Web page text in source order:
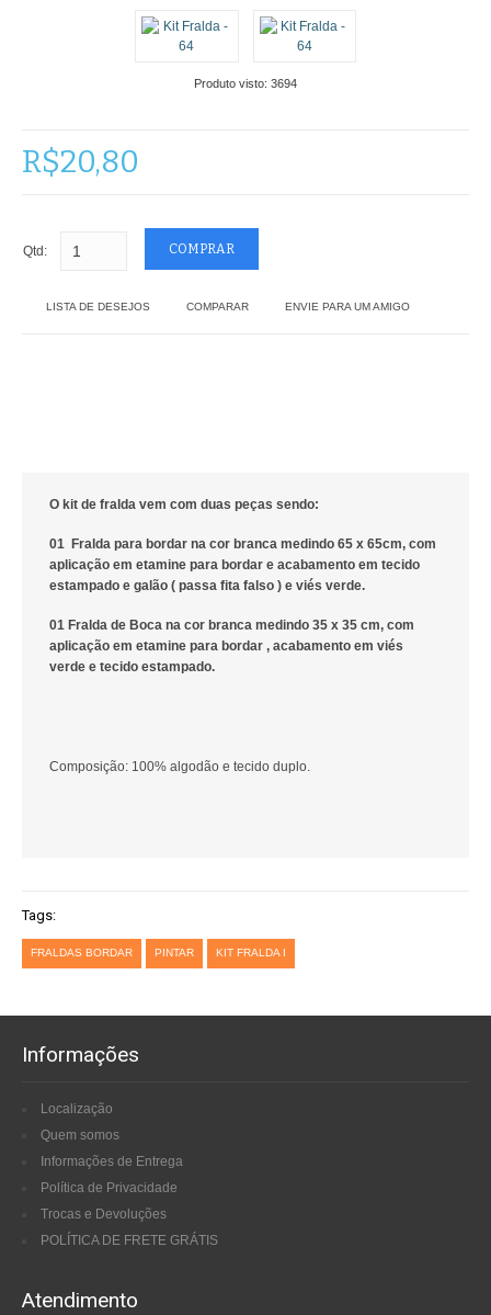
FINALIZAR COMPRA
Produto visto: 3694
R$20,80
Qtd:
LISTA DE DESEJOS COMPARAR ENVIE PARA UM AMIGO
O kit de fralda vem com duas peças sendo:
01 Fralda para bordar na cor branca medindo 65 x 65cm, com
aplicação em etamine para bordar e acabamento em tecido
estampado e galão ( passa fita falso ) e viés verde.
01 Fralda de Boca na cor branca medindo 35 x 35 cm, com
aplicação em etamine para bordar , acabamento em viés
verde e tecido estampado.
Composição: 100% algodão e tecido duplo.
Tags:
FRALDAS BORDAR PINTAR KIT FRALDA I
Informações
Localização
Quem somos
Informações de Entrega
Política de Privacidade
Trocas e Devoluções
POLÍTICA DE FRETE GRÁTIS
Atendimento